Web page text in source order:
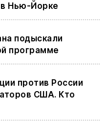
в Нью-Йорке
подыскали
программе
против России
США. Кто